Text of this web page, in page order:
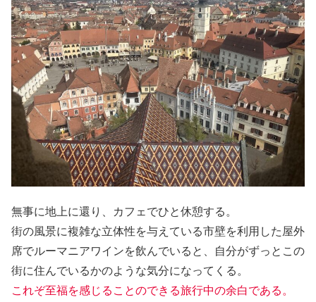
無事に地上に還り、カフェでひと休憩する。
街の風景に複雑な立体性を与えている市壁を利用した屋外
席でルーマニアワインを飲んでいると、自分がずっとこの
街に住んでいるかのような気分になってくる。
これぞ至福を感じることのできる旅行中の余白である。